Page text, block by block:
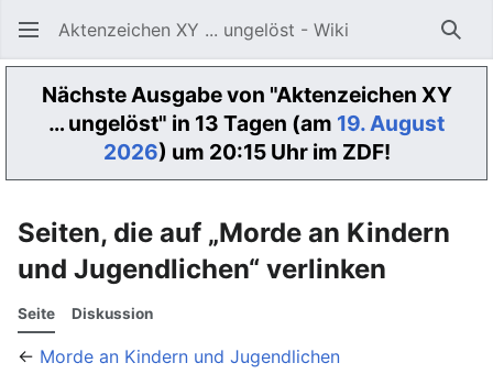
Aktenzeichen XY ... ungelöst - Wiki
Nächste Ausgabe von "Aktenzeichen XY
… ungelöst" in 13 Tagen (am 19. August
2026) um 20:15 Uhr im ZDF!
Seiten, die auf „Morde an Kindern
und Jugendlichen“ verlinken
Seite Diskussion
← Morde an Kindern und Jugendlichen